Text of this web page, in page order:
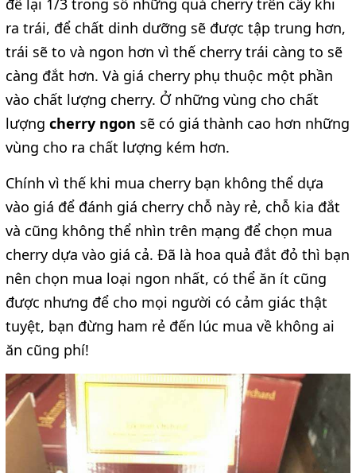
để lại 1/3 trong số những quả cherry trên cây khi
ra trái, để chất dinh dưỡng sẽ được tập trung hơn,
trái sẽ to và ngon hơn vì thế cherry trái càng to sẽ
càng đắt hơn. Và giá cherry phụ thuộc một phần
vào chất lượng cherry. Ở những vùng cho chất
lượng cherry ngon sẽ có giá thành cao hơn những
vùng cho ra chất lượng kém hơn.
Chính vì thế khi mua cherry bạn không thể dựa
vào giá để đánh giá cherry chỗ này rẻ, chỗ kia đắt
và cũng không thể nhìn trên mạng để chọn mua
cherry dựa vào giá cả. Đã là hoa quả đắt đỏ thì bạn
nên chọn mua loại ngon nhất, có thể ăn ít cũng
được nhưng để cho mọi người có cảm giác thật
tuyệt, bạn đừng ham rẻ đến lúc mua về không ai
ăn cũng phí!